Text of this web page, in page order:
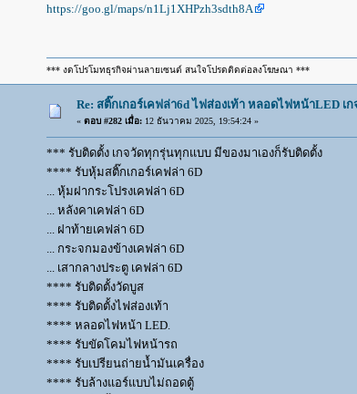
https://goo.gl/maps/n1Lj1XHPzh3sdth8A
*** งดโปรโมทธุรกิจผ่านลายเซนต์ สนใจโปรดติดต่อลงโฆษณา ***
Re: สติ๊กเกอร์เคฟล่า6d ไฟส่องเท้า หลอดไฟหน้าLED เ
« ตอบ #282 เมื่อ:12 ธันวาคม 2025, 19:54:24 »
*** รับติดตั้ง เกจวัดทุกรุ่นทุกแบบ มีของมาเองก็รับติดตั้ง
**** รับหุ้มสติ๊กเกอร์เคฟล่า 6D
... หุ้มฝากระโปรงเคฟล่า 6D
... หลังคาเคฟล่า 6D
... ฝาท้ายเคฟล่า 6D
... กระจกมองข้างเคฟล่า 6D
... เสากลางประตู เคฟล่า 6D
**** รับติดตั้งวัดบูส
**** รับติดตั้งไฟส่องเท้า
**** หลอดไฟหน้า LED.
**** รับขัดโคมไฟหน้ารถ
**** รับเปรียนถ่ายน้ำมันเครื่อง
**** รับล้างแอร์แบบไม่ถอดตู้